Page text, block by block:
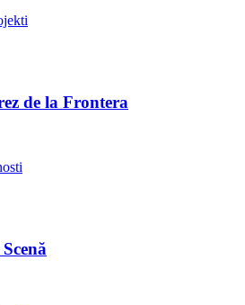
de la Frontera